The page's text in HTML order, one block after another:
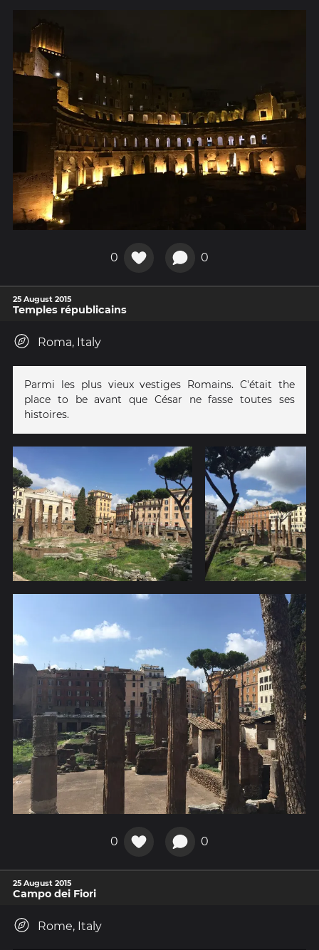
0 0
25 August 2015
Temples républicains
Roma, Italy
Parmi les plus vieux vestiges Romains. C'était the
place to be avant que César ne fasse toutes ses
histoires.
0 0
25 August 2015
Campo dei Fiori
Rome, Italy